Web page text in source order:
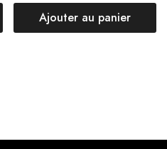
Ajouter au panier